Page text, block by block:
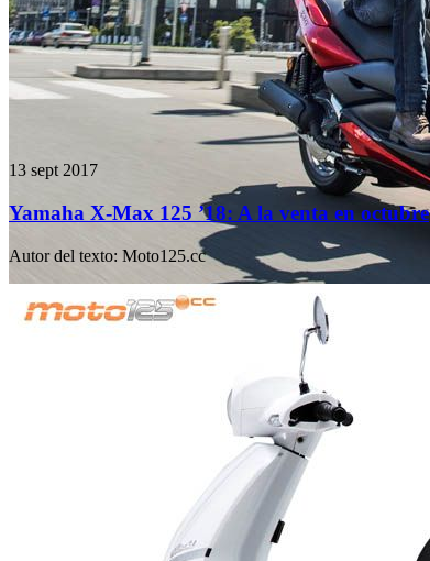
13 sept 2017
Yamaha X-Max 125 ’18: A la venta en octubre
Autor del texto: Moto125.cc